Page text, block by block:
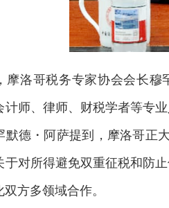
洛哥税务专家协会会长穆
计师、律师、财税学者等专
默德・阿萨提到，摩洛哥正
于对所得避免双重征税和防
方多领域合作。